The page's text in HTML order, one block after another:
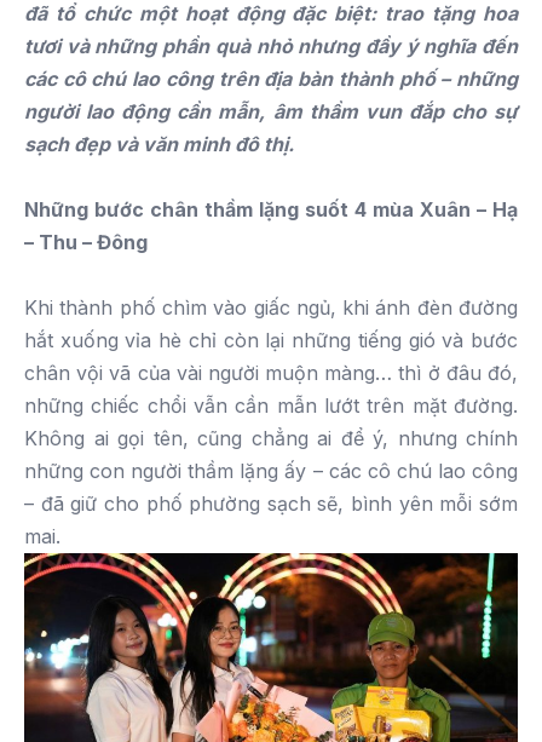
đã tổ chức một hoạt động đặc biệt: trao tặng hoa
tươi và những phần quà nhỏ nhưng đầy ý nghĩa đến
các cô chú lao công trên địa bàn thành phố – những
người lao động cần mẫn, âm thầm vun đắp cho sự
sạch đẹp và văn minh đô thị.
Những bước chân thầm lặng suốt 4 mùa Xuân – Hạ
– Thu – Đông
Khi thành phố chìm vào giấc ngủ, khi ánh đèn đường
hắt xuống vỉa hè chỉ còn lại những tiếng gió và bước
chân vội vã của vài người muộn màng… thì ở đâu đó,
những chiếc chổi vẫn cần mẫn lướt trên mặt đường.
Không ai gọi tên, cũng chẳng ai để ý, nhưng chính
những con người thầm lặng ấy – các cô chú lao công
– đã giữ cho phố phường sạch sẽ, bình yên mỗi sớm
mai.